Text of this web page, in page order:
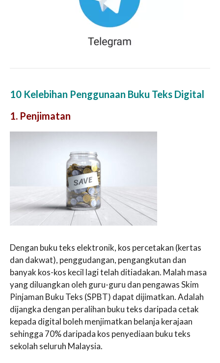
10 Kelebihan Penggunaan Buku Teks Digital
1. Penjimatan
Dengan buku teks elektronik, kos percetakan (kertas
dan dakwat), penggudangan, pengangkutan dan
banyak kos-kos kecil lagi telah ditiadakan. Malah masa
yang diluangkan oleh guru-guru dan pengawas Skim
Pinjaman Buku Teks (SPBT) dapat dijimatkan. Adalah
dijangka dengan peralihan buku teks daripada cetak
kepada digital boleh menjimatkan belanja kerajaan
sehingga 70% daripada kos penyediaan buku teks
sekolah seluruh Malaysia.